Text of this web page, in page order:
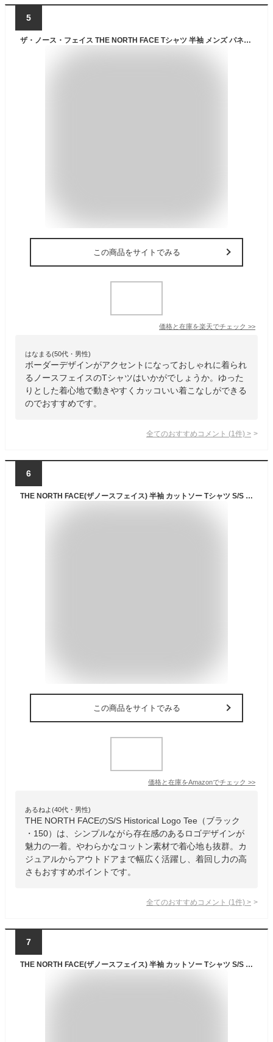
5
ザ・ノース・フェイス THE NORTH FACE Tシャツ 半袖 メンズ パネル ボーダー ( the north face Panel Border S/S Tee 2025春夏 UVカット ティーシャツ T-SHIRTS カットソー トップス メンズ MENS NT32406 ザ ノースフェイス THE・NORTHFACE 国内正規 )[M便 1/1]
この商品をサイトでみる
価格と在庫を楽天でチェック >>
はなまる(50代・男性)
ボーダーデザインがアクセントになっておしゃれに着られ
るノースフェイスのTシャツはいかがでしょうか。ゆった
りとした着心地で動きやすくカッコいい着こなしができる
のでおすすめです。
全てのおすすめコメント (1 件) >
6
THE NORTH FACE(ザノースフェイス) 半袖 カットソー Tシャツ S/S Historical Logo Tee ブラック 150
この商品をサイトでみる
価格と在庫をAmazonでチェック >>
あるねよ(40代・男性)
THE NORTH FACEのS/S Historical Logo Tee（ブラック
・150）は、シンプルながら存在感のあるロゴデザインが
魅力の一着。やわらかなコットン素材で着心地も抜群。カ
ジュアルからアウトドアまで幅広く活躍し、着回し力の高
さもおすすめポイントです。
全てのおすすめコメント (1 件) >
7
THE NORTH FACE(ザノースフェイス) 半袖 カットソー Tシャツ S/S FD Globe Grid Cotton Tee ブラック L